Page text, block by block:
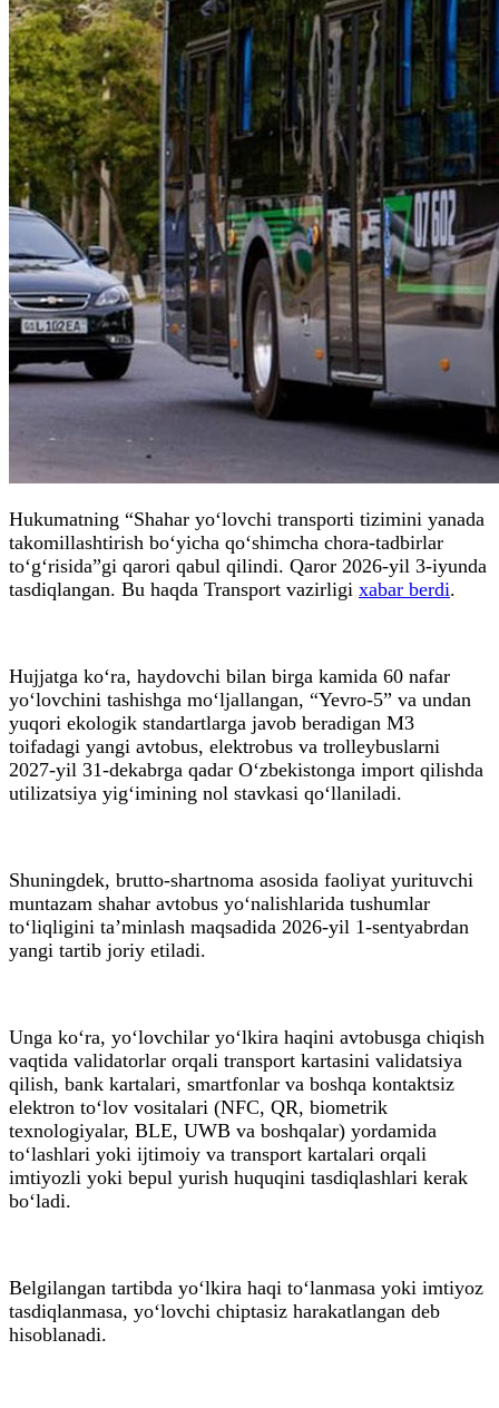
Hukumatning “Shahar yo‘lovchi transporti tizimini yanada
takomillashtirish bo‘yicha qo‘shimcha chora-tadbirlar
to‘g‘risida”gi qarori qabul qilindi. Qaror 2026-yil 3-iyunda
tasdiqlangan. Bu haqda Transport vazirligi xabar berdi.
Hujjatga ko‘ra, haydovchi bilan birga kamida 60 nafar
yo‘lovchini tashishga mo‘ljallangan, “Yevro-5” va undan
yuqori ekologik standartlarga javob beradigan M3
toifadagi yangi avtobus, elektrobus va trolleybuslarni
2027-yil 31-dekabrga qadar O‘zbekistonga import qilishda
utilizatsiya yig‘imining nol stavkasi qo‘llaniladi.
Shuningdek, brutto-shartnoma asosida faoliyat yurituvchi
muntazam shahar avtobus yo‘nalishlarida tushumlar
to‘liqligini ta’minlash maqsadida 2026-yil 1-sentyabrdan
yangi tartib joriy etiladi.
Unga ko‘ra, yo‘lovchilar yo‘lkira haqini avtobusga chiqish
vaqtida validatorlar orqali transport kartasini validatsiya
qilish, bank kartalari, smartfonlar va boshqa kontaktsiz
elektron to‘lov vositalari (NFC, QR, biometrik
texnologiyalar, BLE, UWB va boshqalar) yordamida
to‘lashlari yoki ijtimoiy va transport kartalari orqali
imtiyozli yoki bepul yurish huquqini tasdiqlashlari kerak
bo‘ladi.
Belgilangan tartibda yo‘lkira haqi to‘lanmasa yoki imtiyoz
tasdiqlanmasa, yo‘lovchi chiptasiz harakatlangan deb
hisoblanadi.